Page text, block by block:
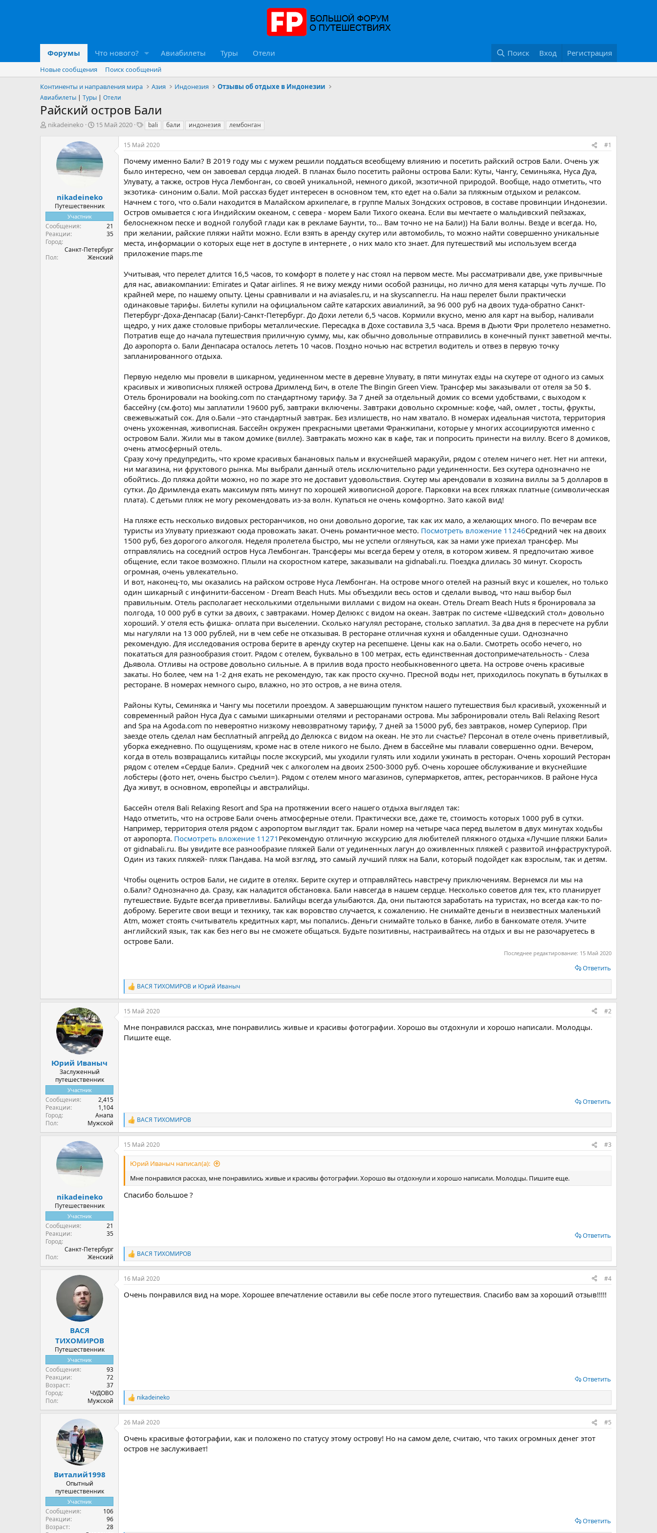
Форумы Что нового? Авиабилеты Туры Отели Поиск Вход Регистрация
Новые сообщения
Поиск сообщений
Континенты и направления мира
Азия Индонезия Отзывы об отдыхе в Индонезии
Авиабилеты | Туры | Отели
Райский остров Бали
А
nikadeineko
Д
а
н
а
ч
л
а
15 Май 2020
Т
г
и
bali бали индонезия лембонган
nikadeineko
Путешественник
Участник
Сообщения
21
Реакции
35
Город
Санкт-Петербург
Пол
Женский
15 Май 2020 #1
Почему именно Бали? В 2019 году мы с мужем решили поддаться всеобщему влиянию и посетить райский остров Бали. Очень уж
было интересно, чем он завоевал сердца людей. В планах было посетить районы острова Бали: Куты, Чангу, Семиньяка, Нуса Дуа,
Улувату, а также, остров Нуса Лембонган, со своей уникальной, немного дикой, экзотичной природой. Вообще, надо отметить, что
экзотика- синоним о.Бали. Мой рассказ будет интересен в основном тем, кто едет на о.Бали за пляжным отдыхом и релаксом.
Начнем с того, что о.Бали находится в Малайском архипелаге, в группе Малых Зондских островов, в составе провинции Индонезии.
Остров омывается с юга Индийским океаном, с севера - морем Бали Тихого океана. Если вы мечтаете о мальдивский пейзажах,
белоснежном песке и водной голубой глади как в рекламе Баунти, то… Вам точно не на Бали)) На Бали волны. Везде и всегда. Но,
при желании, райские пляжи найти можно. Если взять в аренду скутер или автомобиль, то можно найти совершенно уникальные
места, информации о которых еще нет в доступе в интернете , о них мало кто знает. Для путешествий мы используем всегда
приложение maps.me
Учитывая, что перелет длится 16,5 часов, то комфорт в полете у нас стоял на первом месте. Мы рассматривали две, уже привычные
для нас, авиакомпании: Emirates и Qatar airlines. Я не вижу между ними особой разницы, но лично для меня катарцы чуть лучше. По
крайней мере, по нашему опыту. Цены сравнивали и на aviasales.ru, и на skyscanner.ru. На наш перелет были практически
одинаковые тарифы. Билеты купили на официальном сайте катарских авиалиний, за 96 000 руб на двоих туда-обратно Санкт-
Петербург-Доха-Денпасар (Бали)-Санкт-Петербург. До Дохи летели 6,5 часов. Кормили вкусно, меню аля карт на выбор, наливали
щедро, у них даже столовые приборы металлические. Пересадка в Дохе составила 3,5 часа. Время в Дьюти Фри пролетело незаметно.
Потратив еще до начала путешествия приличную сумму, мы, как обычно довольные отправились в конечный пункт заветной мечты.
До аэропорта о. Бали Денпасара осталось лететь 10 часов. Поздно ночью нас встретил водитель и отвез в первую точку
запланированного отдыха.
Первую неделю мы провели в шикарном, уединенном месте в деревне Улувату, в пяти минутах езды на скутере от одного из самых
красивых и живописных пляжей острова Дримленд Бич, в отеле The Bingin Green View. Трансфер мы заказывали от отеля за 50 $.
Отель бронировали на booking.com по стандартному тарифу. За 7 дней за отдельный домик со всеми удобствами, с выходом к
бассейну (см.фото) мы заплатили 19600 руб, завтраки включены. Завтраки довольно скромные: кофе, чай, омлет , тосты, фрукты,
свежевыжатый сок. Для о.Бали –это стандартный завтрак. Без излишеств, но нам хватало. В номерах идеальная чистота, территория
очень ухоженная, живописная. Бассейн окружен прекрасными цветами Франжипани, которые у многих ассоциируются именно с
островом Бали. Жили мы в таком домике (вилле). Завтракать можно как в кафе, так и попросить принести на виллу. Всего 8 домиков,
очень атмосферный отель.
Сразу хочу предупредить, что кроме красивых банановых пальм и вкуснейшей маракуйи, рядом с отелем ничего нет. Нет ни аптеки,
ни магазина, ни фруктового рынка. Мы выбрали данный отель исключительно ради уединенности. Без скутера однозначно не
обойтись. До пляжа дойти можно, но по жаре это не доставит удовольствия. Скутер мы арендовали в хозяина виллы за 5 долларов в
сутки. До Дримленда ехать максимум пять минут по хорошей живописной дороге. Парковки на всех пляжах платные (символическая
плата). С детьми пляж не могу рекомендовать из-за волн. Купаться не очень комфортно. Зато какой вид!
На пляже есть несколько видовых ресторанчиков, но они довольно дорогие, так как их мало, а желающих много. По вечерам все
туристы из Улувату приезжают сюда провожать закат. Очень романтичное место. Посмотреть вложение 11246Средний чек на двоих
1500 руб, без дорогого алкоголя. Неделя пролетела быстро, мы не успели оглянуться, как за нами уже приехал трансфер. Мы
отправлялись на соседний остров Нуса Лембонган. Трансферы мы всегда берем у отеля, в котором живем. Я предпочитаю живое
общение, если такое возможно. Плыли на скоростном катере, заказывали на gidnabali.ru. Поездка длилась 30 минут. Скорость
огромная, очень увлекательно.
И вот, наконец-то, мы оказались на райском острове Нуса Лембонган. На острове много отелей на разный вкус и кошелек, но только
один шикарный с инфинити-бассеном - Dream Beach Huts. Мы объездили весь остов и сделали вывод, что наш выбор был
правильным. Отель располагает несколькими отдельными виллами с видом на океан. Отель Dream Beach Huts я бронировала за
полгода, 10 000 руб в сутки за двоих, с завтраками. Номер Делюкс с видом на океан. Завтрак по системе «Шведский стол» довольно
хороший. У отеля есть фишка- оплата при выселении. Сколько нагулял ресторане, столько заплатил. За два дня в пересчете на рубли
мы нагуляли на 13 000 рублей, ни в чем себе не отказывая. В ресторане отличная кухня и обалденные суши. Однозначно
рекомендую. Для исследования острова берите в аренду скутер на ресепшене. Цены как на о.Бали. Смотреть особо нечего, но
покататься для разнообразия стоит. Рядом с отелем, буквально в 100 метрах, есть единственная достопримечательность - Слеза
Дьявола. Отливы на острове довольно сильные. А в прилив вода просто необыкновенного цвета. На острове очень красивые
закаты. Но более, чем на 1-2 дня ехать не рекомендую, так как просто скучно. Пресной воды нет, приходилось покупать в бутылках в
ресторане. В номерах немного сыро, влажно, но это остров, а не вина отеля.
Районы Куты, Семиняка и Чангу мы посетили проездом. А завершающим пунктом нашего путешествия был красивый, ухоженный и
современный район Нуса Дуа с самыми шикарными отелями и ресторанами острова. Мы забронировали отель Bali Relaxing Resort
and Spa на Agoda.com по невероятно низкому невозвратному тарифу, 7 дней за 15000 руб, без завтраков, номер Супериор. При
заезде отель сделал нам бесплатный апгрейд до Делюкса с видом на океан. Не это ли счастье? Персонал в отеле очень приветливый,
уборка ежедневно. По ощущениям, кроме нас в отеле никого не было. Днем в бассейне мы плавали совершенно одни. Вечером,
когда в отель возвращались китайцы после экскурсий, мы уходили гулять или ходили ужинать в ресторан. Очень хороший Ресторан
рядом с отелем «Сердце Бали». Средний чек с алкоголем на двоих 2500-3000 руб. Очень хорошее обслуживание и вкуснейшие
лобстеры (фото нет, очень быстро съели=). Рядом с отелем много магазинов, супермаркетов, аптек, ресторанчиков. В районе Нуса
Дуа живут, в основном, европейцы и австралийцы.
Бассейн отеля Bali Relaxing Resort and Spa на протяжении всего нашего отдыха выглядел так:
Надо отметить, что на острове Бали очень атмосферные отели. Практически все, даже те, стоимость которых 1000 руб в сутки.
Например, территория отеля рядом с аэропортом выглядит так. Брали номер на четыре часа перед вылетом в двух минутах ходьбы
от аэропорта. Посмотреть вложение 11271 Рекомендую отличную экскурсию для любителей пляжного отдыха «Лучшие пляжи Бали»
от gidnabali.ru. Вы увидите все разнообразие пляжей Бали от уединенных лагун до оживленных пляжей с развитой инфраструктурой.
Один из таких пляжей- пляж Пандава. На мой взгляд, это самый лучший пляж на Бали, который подойдет как взрослым, так и детям.
Чтобы оценить остров Бали, не сидите в отелях. Берите скутер и отправляйтесь навстречу приключениям. Вернемся ли мы на
о.Бали? Однозначно да. Сразу, как наладится обстановка. Бали навсегда в нашем сердце. Несколько советов для тех, кто планирует
путешествие. Будьте всегда приветливы. Балийцы всегда улыбаются. Да, они пытаются заработать на туристах, но всегда как-то по-
доброму. Берегите свои вещи и технику, так как воровство случается, к сожалению. Не снимайте деньги в неизвестных маленький
Atm, может стоять считыватель кредитных карт, мы попались. Деньги снимайте только в банке, либо в банкомате отеля. Учите
английский язык, так как без него вы не сможете общаться. Будьте позитивны, настраивайтесь на отдых и вы не разочаруетесь в
острове Бали.
Последнее редактирование: 15 Май 2020
Ответить
Р
е
а
к
и
и
ВАСЯ ТИХОМИРОВ и Юрий Иваныч
Юрий Иваныч
Заслуженный
путешественник
Участник
Сообщения
2,415
Реакции
1,104
Город
Анапа
Пол
Мужской
15 Май 2020 #2
Мне понравился рассказ, мне понравились живые и красивы фотографии. Хорошо вы отдохнули и хорошо написали. Молодцы.
Пишите еще.
Ответить
Р
е
а
к
ц
и
ВАСЯ ТИХОМИРОВ
nikadeineko
Путешественник
Участник
Сообщения
21
Реакции
35
Город
Санкт-Петербург
Пол
Женский
15 Май 2020 #3
Юрий Иваныч написал(а):
Мне понравился рассказ, мне понравились живые и красивы фотографии. Хорошо вы отдохнули и хорошо написали. Молодцы. Пишите еще.
Спасибо большое ?
Ответить
Р
е
а
к
и
ВАСЯ ТИХОМИРОВ
ВАСЯ
ТИХОМИРОВ
Путешественник
Участник
Сообщения
93
Реакции
72
Возраст
37
Город
ЧУДОВО
Пол
Мужской
16 Май 2020 #4
Очень понравился вид на море. Хорошее впечатление оставили вы себе после этого путешествия. Спасибо вам за хороший отзыв!!!!!
Ответить
Р
е
а
к
и
и
nikadeineko
Виталий1998
Опытный
путешественник
Участник
Сообщения
106
Реакции
96
Возраст
28
26 Май 2020 #5
Очень красивые фотографии, как и положено по статусу этому острову! Но на самом деле, считаю, что таких огромных денег этот
остров не заслуживает!
Ответить